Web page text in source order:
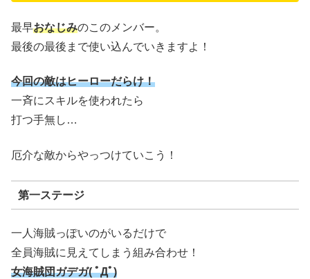
最早おなじみのこのメンバー。
最後の最後まで使い込んでいきますよ！
今回の敵はヒーローだらけ！
一斉にスキルを使われたら
打つ手無し…
厄介な敵からやっつけていこう！
第一ステージ
一人海賊っぽいのがいるだけで
全員海賊に見えてしまう組み合わせ！
女海賊団ガデガ( ﾟДﾟ)